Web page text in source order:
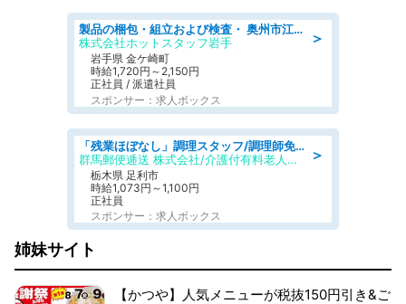
＞
製品の梱包・組立および検査・ 奥州市江刺/大手企業で長期安定 梱包・検査・組立/半年経過毎に5万円の報奨金有
株式会社ホットスタッフ岩手
岩手県 金ケ崎町
時給1,720円～2,150円
正社員 / 派遣社員
スポンサー：求人ボックス
＞
「残業ほぼなし」調理スタッフ/調理師免許必須/正職員/日勤のみ/介護付き有料老人ホーム/社会保障完備
群馬郵便逓送 株式会社/介護付有料老人ホーム ふる里
栃木県 足利市
時給1,073円～1,100円
正社員
スポンサー：求人ボックス
姉妹サイト
【かつや】人気メニューが税抜150円引き&ご